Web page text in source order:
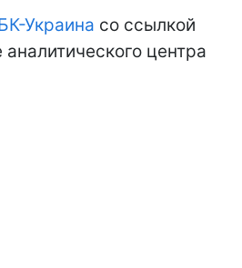
Украина со ссылкой
центра